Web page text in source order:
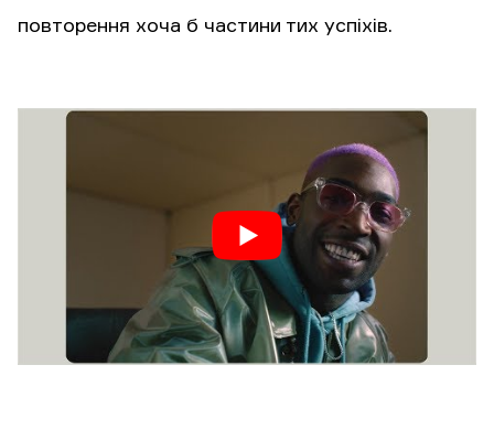
повторення хоча б частини тих успіхів.